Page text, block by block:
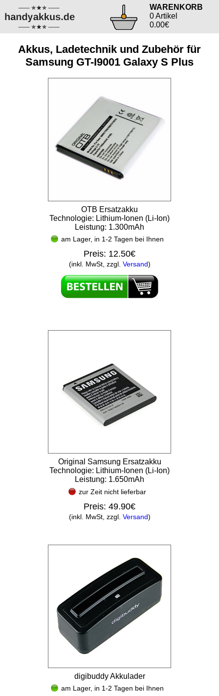
WARENKORB
0 Artikel
0.00€
Akkus, Ladetechnik und Zubehör für
Samsung GT-I9001 Galaxy S Plus
OTB Ersatzakku
Technologie: Lithium-Ionen (Li-Ion)
Leistung: 1.300mAh
am Lager, in 1-2 Tagen bei Ihnen
Preis: 12.50€
(inkl. MwSt, zzgl. Versand)
Original Samsung Ersatzakku
Technologie: Lithium-Ionen (Li-Ion)
Leistung: 1.650mAh
zur Zeit nicht lieferbar
Preis: 49.90€
(inkl. MwSt, zzgl. Versand)
digibuddy Akkulader
am Lager, in 1-2 Tagen bei Ihnen